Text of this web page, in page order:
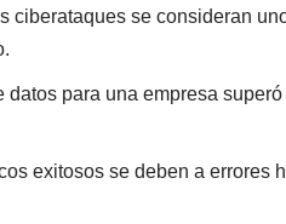
ciberataques se consideran
para una empresa
exitosos se deben a errores